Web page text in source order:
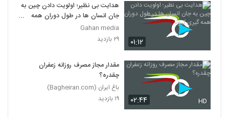
۰۱:۱۲
هدایت بی نظیر؛ اولویت دادن چین به
جان انسان ها در طول دوران همه
گیری کرونا
Gahan media
۲۹ بازدید
۰۲:۴۴ HD
مقدار مجاز مصرف روزانه زعفران
چقدره؟
باغ ایران (Bagheiran.com)
۱۹ بازدید